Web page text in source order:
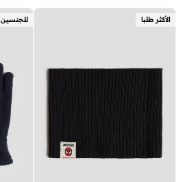
الأكثر طلبا للجنسين